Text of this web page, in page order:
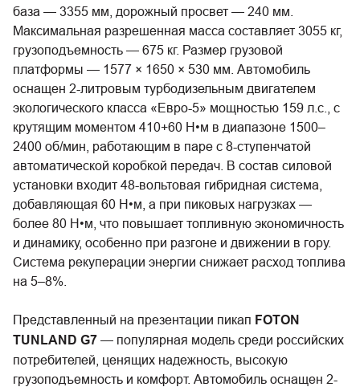
база — 3355 мм, дорожный просвет — 240 мм.
Максимальная разрешенная масса составляет 3055 кг,
грузоподъемность — 675 кг. Размер грузовой
платформы — 1577 × 1650 × 530 мм. Автомобиль
оснащен 2-литровым турбодизельным двигателем
экологического класса «Евро-5» мощностью 159 л.с., с
крутящим моментом 410+60 Н•м в диапазоне 1500–
2400 об/мин, работающим в паре с 8-ступенчатой
автоматической коробкой передач. В состав силовой
установки входит 48-вольтовая гибридная система,
добавляющая 60 Н•м, а при пиковых нагрузках —
более 80 Н•м, что повышает топливную экономичность
и динамику, особенно при разгоне и движении в гору.
Система рекуперации энергии снижает расход топлива
на 5–8%.
Представленный на презентации пикап FOTON
TUNLAND G7 — популярная модель среди российских
потребителей, ценящих надежность, высокую
грузоподъемность и комфорт. Автомобиль оснащен 2-